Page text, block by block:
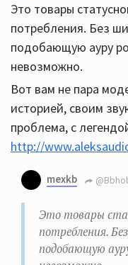
Это товары
потребления. Без
подобающую ауру
невозможно.
Вот вам не пара
историей, своим
проблема, с
http://
mexkb
Это товары
потребления.
подобающую